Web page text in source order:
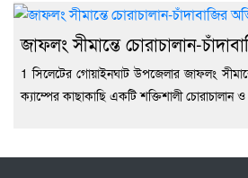
জাফলং সীমান্তে চোরাচালান-
1 সিলেটের গোয়াইনঘাট উপজেলার জাফলং
ক্যাম্পের কাছাকাছি একটি শক্তিশালী চোরাচালান